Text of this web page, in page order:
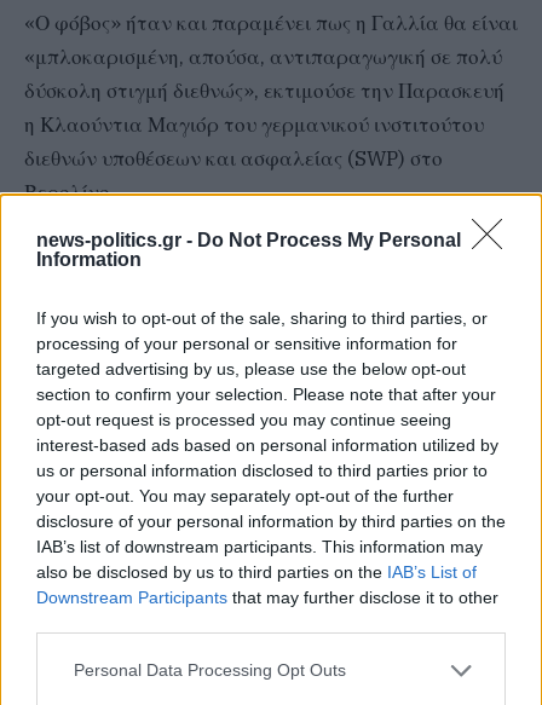
news-politics.gr - Do Not Process My Personal
Information
If you wish to opt-out of the sale, sharing to third parties, or
processing of your personal or sensitive information for
targeted advertising by us, please use the below opt-out
section to confirm your selection. Please note that after your
opt-out request is processed you may continue seeing
interest-based ads based on personal information utilized by
us or personal information disclosed to third parties prior to
your opt-out. You may separately opt-out of the further
disclosure of your personal information by third parties on the
IAB’s list of downstream participants. This information may
also be disclosed by us to third parties on the IAB’s List of
Downstream Participants that may further disclose it to other
Personal Data Processing Opt Outs
«Ο φόβος» ήταν και παραμένει πως η Γαλλία θα είναι
«μπλοκαρισμένη, απούσα, αντιπαραγωγική σε πολύ
δύσκολη στιγμή διεθνώς», εκτιμούσε την Παρασκευή
η Κλαούντια Μαγιόρ του γερμανικού ινστιτούτου
διεθνών υποθέσεων και ασφαλείας (SWP) στο
Βερολίνο.
«Τι κάνουμε αν κάποιος από τους ηγέτες,
αντιπαραγωγικός;» διερωτήθηκε. «Αν όλα πάνε
στραβά, θα βρεθούμε με τον (Ντόναλντ) Τραμπ
(στην προεδρία των ΗΠΑ), την Ακρα Δεξιά
(κυρίαρχη) στην ανατολική Γερμανία, τον Ορμπαν
στην προεδρία της Ε.Ε. και τη Γαλλία σε χάος».
Επεισόδια
Την ίδια ώρα, επεισόδια, κάποια σοβαρά, ξέσπασαν
στο περιθώριο συγκεντρώσεων στο Παρίσι και σε
άλλες γαλλικές πόλεις.